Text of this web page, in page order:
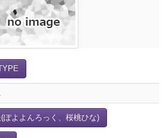
ぽよよんろっく、桜桃ひな)